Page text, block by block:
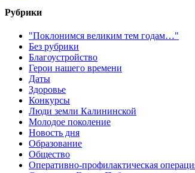
Рубрики
"Поклонимся великим тем годам…"
Без рубрики
Благоустройство
Герои нашего времени
Даты
Здоровье
Конкурсы
Люди земли Калининской
Молодое поколение
Новость дня
Образование
Общество
Оперативно-профилактическая